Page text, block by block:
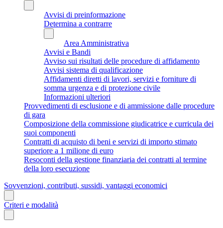
Avvisi di preinformazione
Determina a contrarre
Area Amministrativa
Avvisi e Bandi
Avviso sui risultati delle procedure di affidamento
Avvisi sistema di qualificazione
Affidamenti diretti di lavori, servizi e forniture di
somma urgenza e di protezione civile
Informazioni ulteriori
Provvedimenti di esclusione e di ammissione dalle procedure
di gara
Composizione della commissione giudicatrice e curricula dei
suoi componenti
Contratti di acquisto di beni e servizi di importo stimato
superiore a 1 milione di euro
Resoconti della gestione finanziaria dei contratti al termine
della loro esecuzione
Sovvenzioni, contributi, sussidi, vantaggi economici
Criteri e modalità